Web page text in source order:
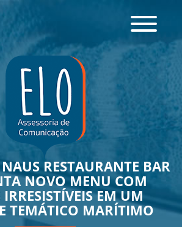
Toggle
RESTAURANTE BAR
NOVO MENU COM
IRRESISTÍVEIS EM UM
TEMÁTICO MARÍTIMO